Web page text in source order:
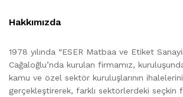
Hakkımızda
1978 yılında “ESER Matbaa ve Etiket
Cağaloğlu’nda kurulan firmamız,
kamu ve özel sektör kuruluşlarının
gerçekleştirerek, farklı sektörlerdeki seçkin